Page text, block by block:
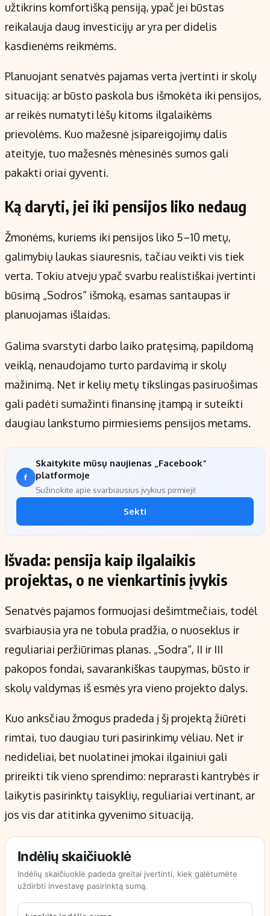
užtikrins komfortišką pensiją, ypač jei būstas
reikalauja daug investicijų ar yra per didelis
kasdienėms reikmėms.
Planuojant senatvės pajamas verta įvertinti ir skolų
situaciją: ar būsto paskola bus išmokėta iki pensijos,
ar reikės numatyti lėšų kitoms ilgalaikėms
prievolėms. Kuo mažesnė įsipareigojimų dalis
ateityje, tuo mažesnės mėnesinės sumos gali
pakakti oriai gyventi.
Ką daryti, jei iki pensijos liko nedaug
Žmonėms, kuriems iki pensijos liko 5–10 metų,
galimybių laukas siauresnis, tačiau veikti vis tiek
verta. Tokiu atveju ypač svarbu realistiškai įvertinti
būsimą „Sodros“ išmoką, esamas santaupas ir
planuojamas išlaidas.
Galima svarstyti darbo laiko pratęsimą, papildomą
veiklą, nenaudojamo turto pardavimą ir skolų
mažinimą. Net ir kelių metų tikslingas pasiruošimas
gali padėti sumažinti finansinę įtampą ir suteikti
daugiau lankstumo pirmiesiems pensijos metams.
Skaitykite mūsų naujienas „Facebook“
platformoje
Sužinokite apie svarbiausius įvykius pirmieji!
Sekti
Išvada: pensija kaip ilgalaikis
projektas, o ne vienkartinis įvykis
Senatvės pajamos formuojasi dešimtmečiais, todėl
svarbiausia yra ne tobula pradžia, o nuoseklus ir
reguliariai peržiūrimas planas. „Sodra“, II ir III
pakopos fondai, savarankiškas taupymas, būsto ir
skolų valdymas iš esmės yra vieno projekto dalys.
Kuo anksčiau žmogus pradeda į šį projektą žiūrėti
rimtai, tuo daugiau turi pasirinkimų vėliau. Net ir
nedideliai, bet nuolatinei įmokai ilgainiui gali
prireikti tik vieno sprendimo: neprarasti kantrybės ir
laikytis pasirinktų taisyklių, reguliariai vertinant, ar
jos vis dar atitinka gyvenimo situaciją.